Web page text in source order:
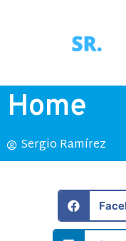
Home
Sergio Ramírez